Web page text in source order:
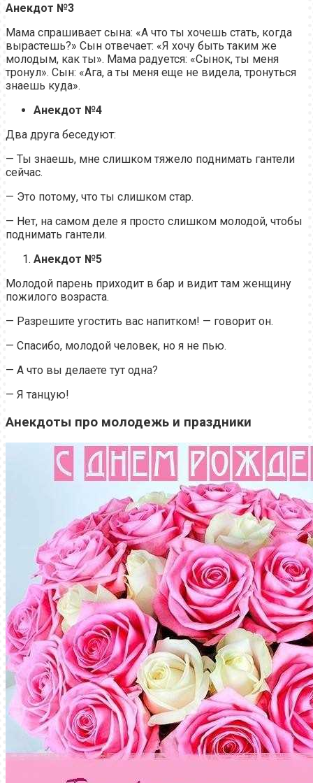
Анекдот №3
Мама спрашивает сына: «А что ты хочешь стать, когда
вырастешь?» Сын отвечает: «Я хочу быть таким же
молодым, как ты». Мама радуется: «Сынок, ты меня
тронул». Сын: «Ага, а ты меня еще не видела, тронуться
знаешь куда».
Анекдот №4
Два друга беседуют:
— Ты знаешь, мне слишком тяжело поднимать гантели
сейчас.
— Это потому, что ты слишком стар.
— Нет, на самом деле я просто слишком молодой, чтобы
поднимать гантели.
Анекдот №5
Молодой парень приходит в бар и видит там женщину
пожилого возраста.
— Разрешите угостить вас напитком! — говорит он.
— Спасибо, молодой человек, но я не пью.
— А что вы делаете тут одна?
— Я танцую!
Анекдоты про молодежь и праздники